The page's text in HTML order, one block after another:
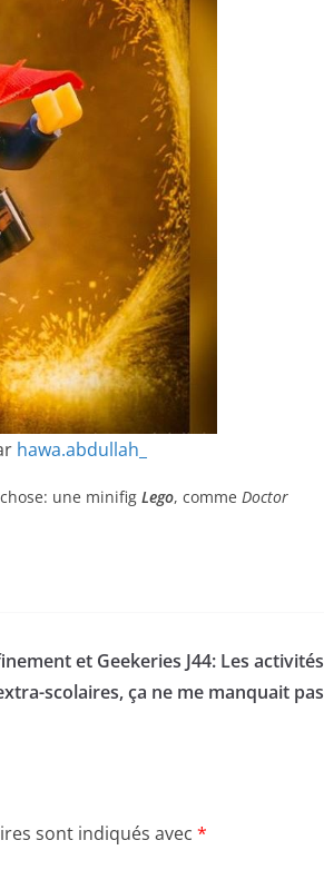
hawa.abdullah_
une minifig Lego, comme Doctor
et Geekeries J44: Les activités
scolaires, ça ne me manquait pas
sont indiqués avec *